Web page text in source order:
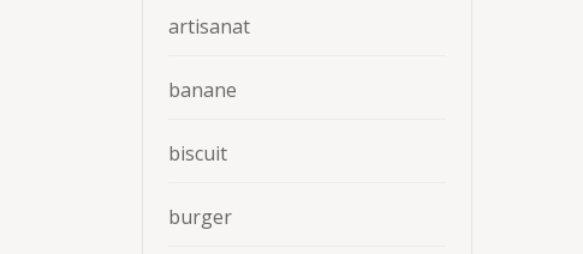
artisanat
banane
biscuit
burger